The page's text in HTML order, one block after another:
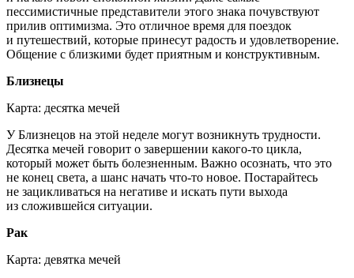
пессимистичные представители этого знака почувствуют
прилив оптимизма. Это отличное время для поездок
и путешествий, которые принесут радость и удовлетворение.
Общение с близкими будет приятным и конструктивным.
Близнецы
Карта: десятка мечей
У Близнецов на этой неделе могут возникнуть трудности.
Десятка мечей говорит о завершении какого-то цикла,
который может быть болезненным. Важно осознать, что это
не конец света, а шанс начать что-то новое. Постарайтесь
не зацикливаться на негативе и искать пути выхода
из сложившейся ситуации.
Рак
Карта: девятка мечей